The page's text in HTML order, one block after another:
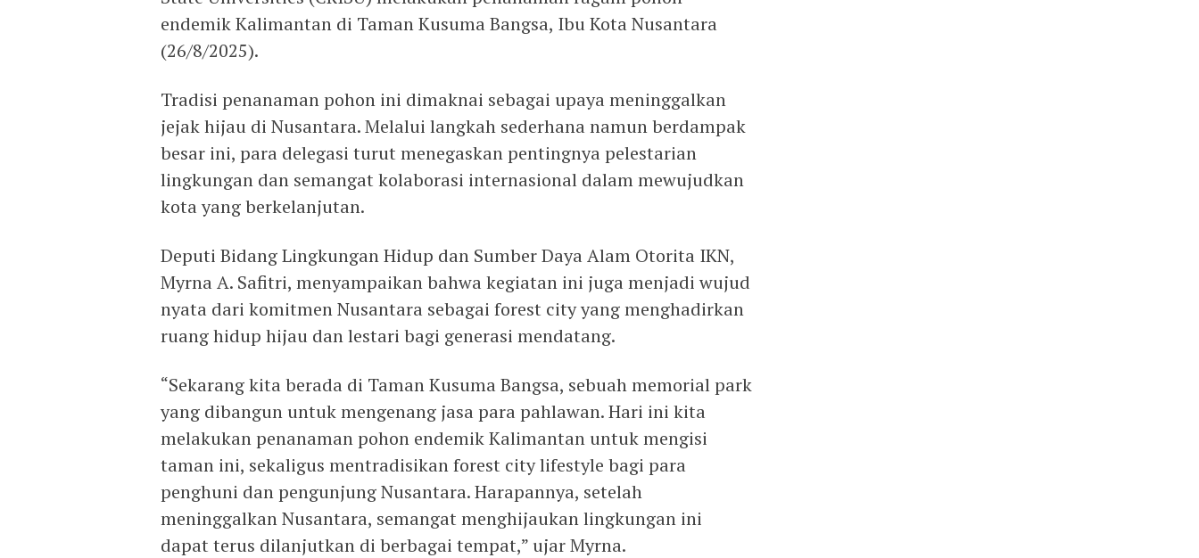
endemik Kalimantan di Taman Kusuma Bangsa, Ibu Kota Nusantara
(26/8/2025).
Tradisi penanaman pohon ini dimaknai sebagai upaya meninggalkan
jejak hijau di Nusantara. Melalui langkah sederhana namun berdampak
besar ini, para delegasi turut menegaskan pentingnya pelestarian
lingkungan dan semangat kolaborasi internasional dalam mewujudkan
kota yang berkelanjutan.
Deputi Bidang Lingkungan Hidup dan Sumber Daya Alam Otorita IKN,
Myrna A. Safitri, menyampaikan bahwa kegiatan ini juga menjadi wujud
nyata dari komitmen Nusantara sebagai forest city yang menghadirkan
ruang hidup hijau dan lestari bagi generasi mendatang.
“Sekarang kita berada di Taman Kusuma Bangsa, sebuah memorial park
yang dibangun untuk mengenang jasa para pahlawan. Hari ini kita
melakukan penanaman pohon endemik Kalimantan untuk mengisi
taman ini, sekaligus mentradisikan forest city lifestyle bagi para
penghuni dan pengunjung Nusantara. Harapannya, setelah
meninggalkan Nusantara, semangat menghijaukan lingkungan ini
dapat terus dilanjutkan di berbagai tempat,” ujar Myrna.